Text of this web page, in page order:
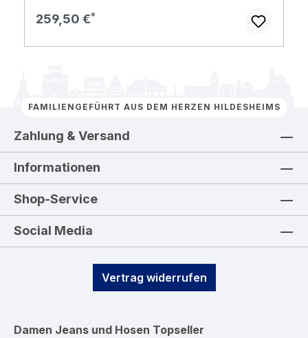
Regulärer Preis:
259,50 €
FAMILIENGEFÜHRT AUS DEM HERZEN HILDESHEIMS
Zahlung & Versand
Informationen
Shop-Service
Social Media
Vertrag widerrufen
Damen Jeans und Hosen Topseller